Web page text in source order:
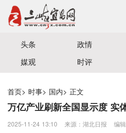
宜昌三峡融媒体中心主办
头条 政情
媒观
时评
首页> 时事> 国内> 正文
万亿产业刷新全国显示度 实
2025-11-24 13:10 来源：湖北日报 编